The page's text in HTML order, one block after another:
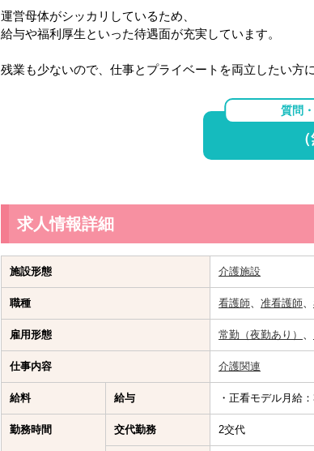
運営母体がシッカリしているため、
給与や福利厚生といった待遇面が充実しています。
残業も少ないので、仕事とプライベートを両立したい方
質問
求人情報詳細
施設形態 介護施設
職種 看護師、 准看護師、
雇用形態 常勤（夜勤あり） 、
仕事内容 介護関連
給料 給与 ・正看モデル月給
勤務時間 交代勤務 2交代